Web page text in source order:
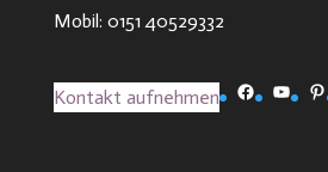
Mobil: 0151 40529332
Kontakt aufnehmen Facebook